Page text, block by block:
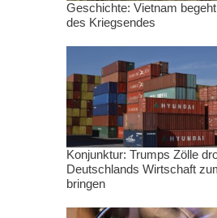
Geschichte: Vietnam
des Kriegsendes
Konjunktur: Trumps Zölle
Deutschlands Wirtschaft
bringen